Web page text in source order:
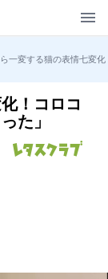
ら一変する猫の表情七変
！コロコ
た」